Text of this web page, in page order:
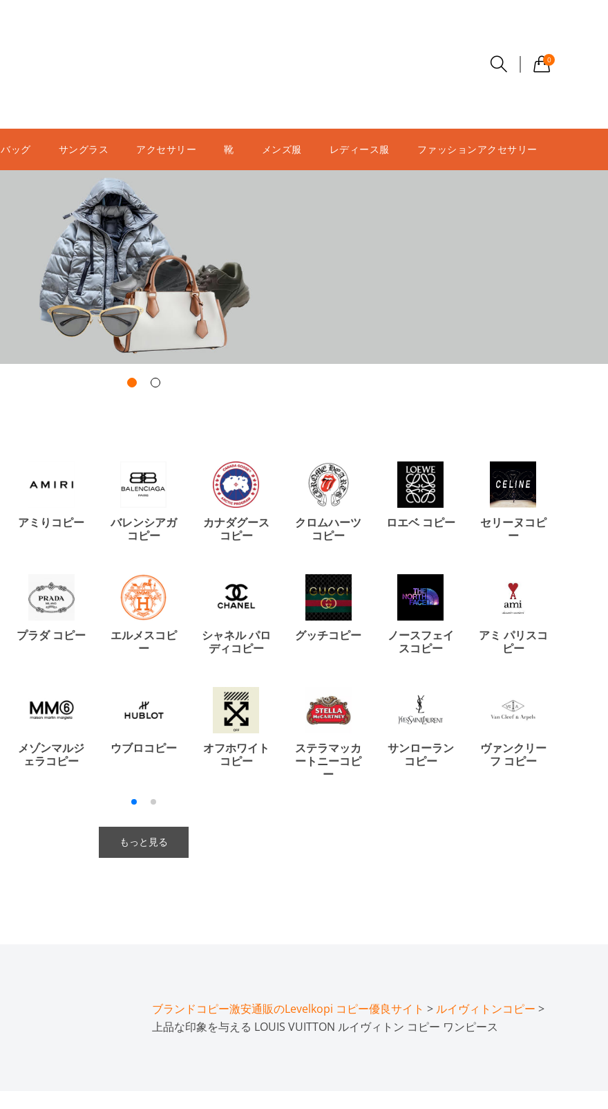
0
バッグ サングラス アクセサリー 靴 メンズ服 レディース服 ファッションアクセサリー
アミりコピー
バレンシアガ
コピー
カナダグース
コピー
クロムハーツ
コピー
ロエベ コピー
セリーヌコピ
ー
プラダ コピー
エルメスコピ
ー
シャネル パロ
ディコピー
グッチコピー
ノースフェイ
スコピー
アミ パリスコ
ピー
メゾンマルジ
ェラコピー
ウブロコピー
オフホワイト
コピー
ステラマッカ
ートニーコピ
ー
サンローラン
コピー
ヴァンクリー
フ コピー
もっと見る
ブランドコピー激安通販のLevelkopi コピー優良サイト > ルイヴィトンコピー >
上品な印象を与える LOUIS VUITTON ルイヴィトン コピー ワンピース